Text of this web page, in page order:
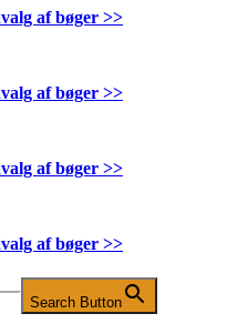
af bøger >>
af bøger >>
af bøger >>
af bøger >>
Search Button